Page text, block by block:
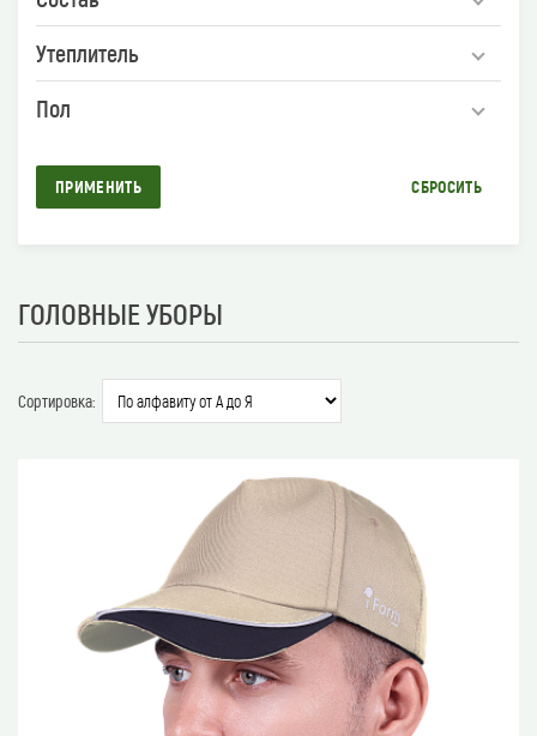
ГОЛОВНЫЕ УБОРЫ
Сортировка:
Утеплитель
Пол
ПРИМЕНИТЬ СБРОСИТЬ